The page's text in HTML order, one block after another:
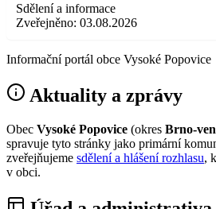
Sdělení a informace
Zveřejněno: 03.08.2026
Informační portál obce Vysoké Popovice
Aktuality a zprávy
Obec Vysoké Popovice (okres Brno-
spravuje tyto stránky jako primární
zveřejňujeme sdělení a hlášení rozhlasu,
v obci.